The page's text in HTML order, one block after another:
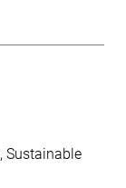
Sustainable